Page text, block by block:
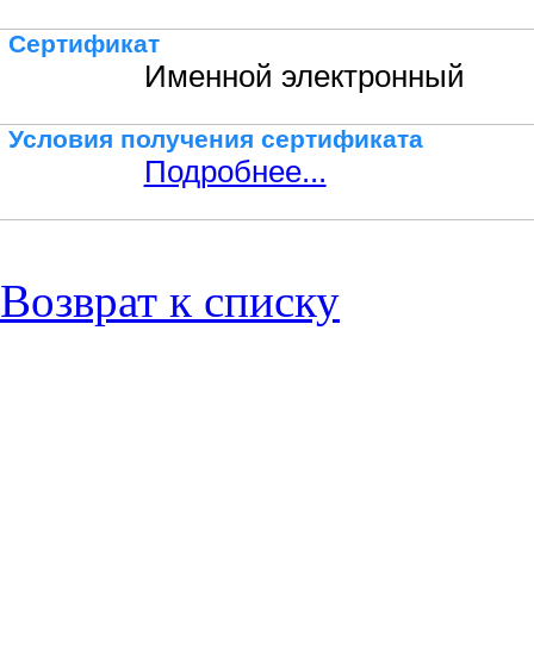
Сертификат
Именной электронный
Условия получения сертификата
Подробнее...
Возврат к списку